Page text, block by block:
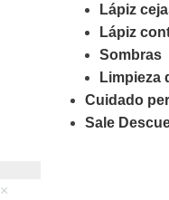
Lápiz
Lápiz
Sombras
Limpieza
Cuidado
Sale
×